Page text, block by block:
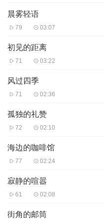
晨雾轻语
79 03:07
初见的距离
71 03:22
风过四季
71 02:36
孤独的礼赞
72 02:10
海边的咖啡馆
77 02:24
寂静的喧嚣
61 02:08
街角的邮筒